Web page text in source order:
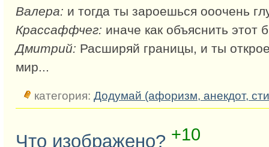
Валера: и тогда ты зароешься ооочень
Крассаффчег: иначе как объяснить этот
Дмитрий: Расширяй границы, и ты
мир...
категория: Додумай (афоризм, анекдот,
Что изображено? +10